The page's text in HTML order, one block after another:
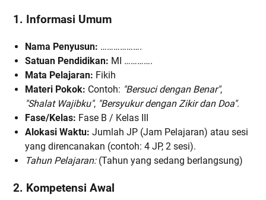
1. Informasi Umum
Nama Penyusun: ……………….
Satuan Pendidikan: MI ………….
Mata Pelajaran: Fikih
Materi Pokok: Contoh: "Bersuci dengan Benar",
"Shalat Wajibku", "Bersyukur dengan Zikir dan Doa".
Fase/Kelas: Fase B / Kelas III
Alokasi Waktu: Jumlah JP (Jam Pelajaran) atau sesi
yang direncanakan (contoh: 4 JP, 2 sesi).
Tahun Pelajaran:(Tahun yang sedang berlangsung)
2. Kompetensi Awal